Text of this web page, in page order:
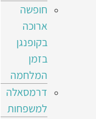
חופשה
ארוכה
בקופנגן
בזמן
המלחמה
דרמסאלה
למשפחות